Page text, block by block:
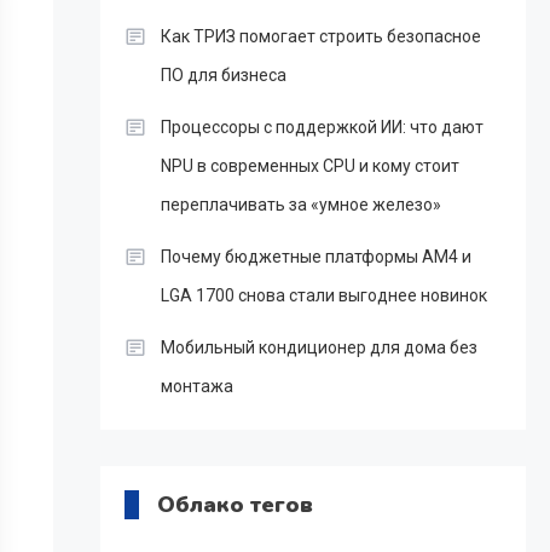
Как ТРИЗ помогает строить безопасное
ПО для бизнеса
Процессоры с поддержкой ИИ: что дают
NPU в современных CPU и кому стоит
переплачивать за «умное железо»
Почему бюджетные платформы AM4 и
LGA 1700 снова стали выгоднее новинок
Мобильный кондиционер для дома без
монтажа
Облако тегов